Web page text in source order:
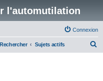
l'automutilation
Connexion
Rechercher Sujets actifs